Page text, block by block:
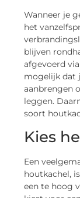
Wanneer je
het
blijven
afgevoerd
mogelijk dat
aanbrengen
leggen.
soort
Kies
Een
houtkachel,
een te hoog